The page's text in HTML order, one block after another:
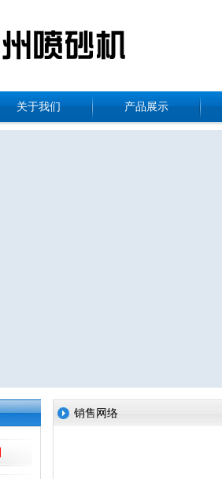
关于我们 产品展示
销售网络